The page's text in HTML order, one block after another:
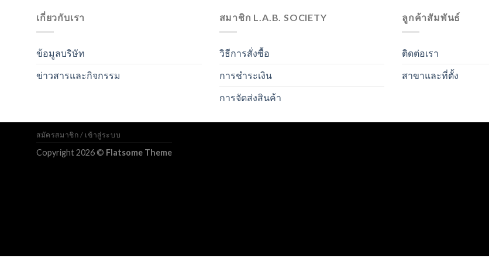
เกี่ยวกับเรา
ข้อมูลบริษัท
ข่าวสารและกิจกรรม
สมาชิก L.A.B. SOCIETY
วิธีการสั่งซื้อ
การชำระเงิน
การจัดส่งสินค้า
ลูกค้าสัมพันธ์
ติดต่อเรา
สาขาและที่ตั้ง
สมัครสมาชิก / เข้าสู่ระบบ
Copyright 2026 © Flatsome Theme